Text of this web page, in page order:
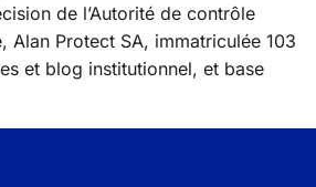
de l’Autorité de contrôle
Protect SA, immatriculée 103
et blog institutionnel, et base